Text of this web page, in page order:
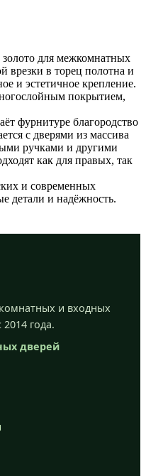
для межкомнатных
врезки в торец полотна и
и эстетичное крепление.
покрытием,
фурнитуре благородство
с дверями из массива
ручками и другими
как для правых, так
и современных
детали и надёжность.
и входных
года.
дверей